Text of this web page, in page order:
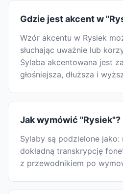
Gdzie jest akcent w
Wzór akcentu w Rysiek
słuchając uważnie lub
Sylaba akcentowana jest
głośniejsza, dłuższa i
Jak wymówić "Rysiek"?
Sylaby są podzielone jako:
dokładną transkrypcję
z przewodnikiem po